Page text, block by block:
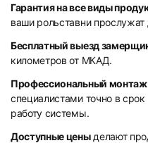
Гарантия на все виды
ваши рольставни прослужат
Бесплатный выезд
километров от МКАД.
Профессиональный монтаж
специалистами точно в
работу системы.
Доступные ценыделают